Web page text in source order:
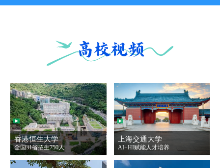
香港恒生大学
全国31省招生750人
上海交通大学
AI+HI赋能人才培养